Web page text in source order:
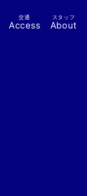
交通
Access
スタッフ
About